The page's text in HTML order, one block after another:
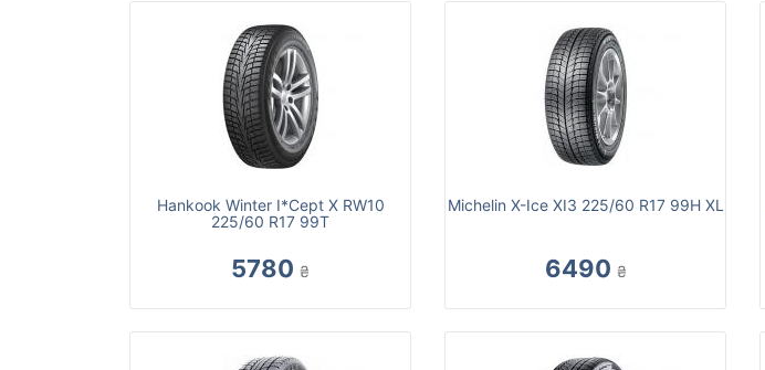
Hankook Winter I*Cept X RW10
225/60 R17 99T
5780 ₴
Michelin X-Ice XI3 225/60 R17 99H XL
6490 ₴